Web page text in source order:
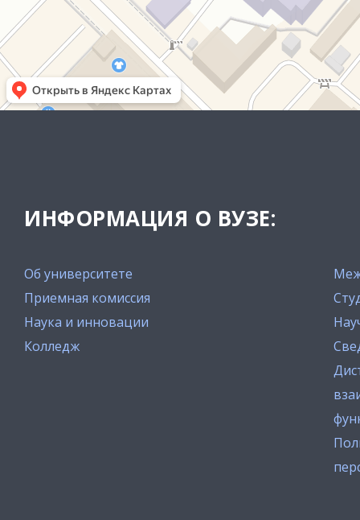
ИНФОРМАЦИЯ О ВУЗЕ:
Об университете
Приемная комиссия
Наука и инновации
Колледж